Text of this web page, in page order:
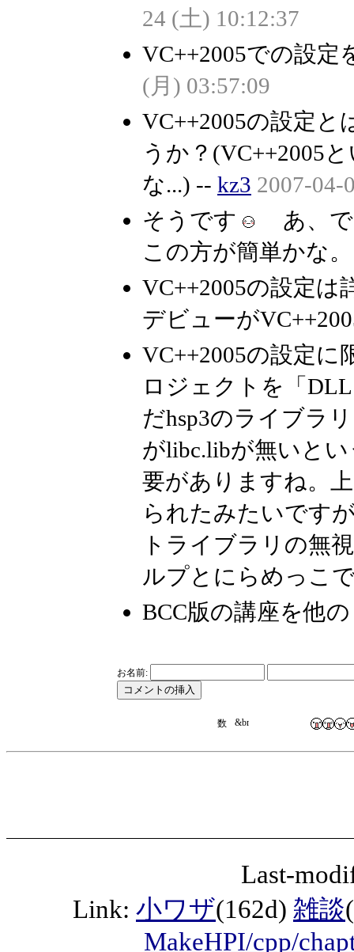
24 (土) 10:12:37
VC++2005での設
(月) 03:57:09
VC++2005の設定
うか？(VC++2005
な...) -- kz3 2007-04-
そうです
あ、で
この方が簡単かな
VC++2005の設定
デビューが
VC++2005の設定
ロジェクトを「
だhsp3のライブラ
がlibc.libが無いと
要がありますね。
られたみたいです
トライブラリの無
ルプとにらめっこ
BCC版の講座を他
お名前:
Last-
Link: 小ワザ(162d) 雑談
MakeHPI/cpp/